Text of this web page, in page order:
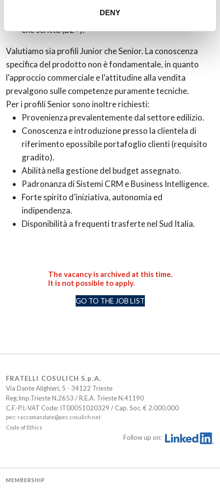
DENY
Buona conoscenza della lingua inglese, sia parlata
che scritta (B2+).
Valutiamo sia profili Junior che Senior. La conoscenza
specifica del prodotto non è fondamentale, in quanto
l'approccio commerciale e l'attitudine alla vendita
prevalgono sulle competenze puramente tecniche.
Per i profili Senior sono inoltre richiesti:
Provenienza prevalentemente dal settore edilizio.
Conoscenza e introduzione presso la clientela di
riferimento epossibile portafoglio clienti (requisito
gradito).
Abilità nella gestione del budget assegnato.
Padronanza di Sistemi CRM e Business Intelligence.
Forte spirito d’iniziativa, autonomia ed
indipendenza.
Disponibilità a frequenti trasferte nel Sud Italia.
The vacancy is archived at this time.
It is not possible to apply.
GO TO THE JOB LIST
FRATELLI COSULICH S.p.A.
Via Dante Alighieri, 5 - 34122 Trieste
Reg.Imp.Trieste N.2653 / R.E.A. Trieste N.41190
C.F.-P.I.-VAT Code: IT00051020329 / Cap. Soc. € 2.000.000
pec: raccomandate@pec.cosulich.net
Code of Ethics
Follow up on:
MEMBERSHIP